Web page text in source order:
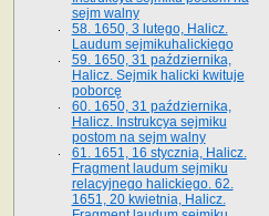
sejm walny
58. 1650, 3 lutego, Halicz.
Laudum sejmikuhalickiego
59. 1650, 31 października,
Halicz. Sejmik halicki kwituje
poborcę
60. 1650, 31 października,
Halicz. Instrukcya sejmiku
postom na sejm walny
61. 1651, 16 stycznia, Halicz.
Fragment laudum sejmiku
relacyjnego halickiego. 62.
1651, 20 kwietnia, Halicz.